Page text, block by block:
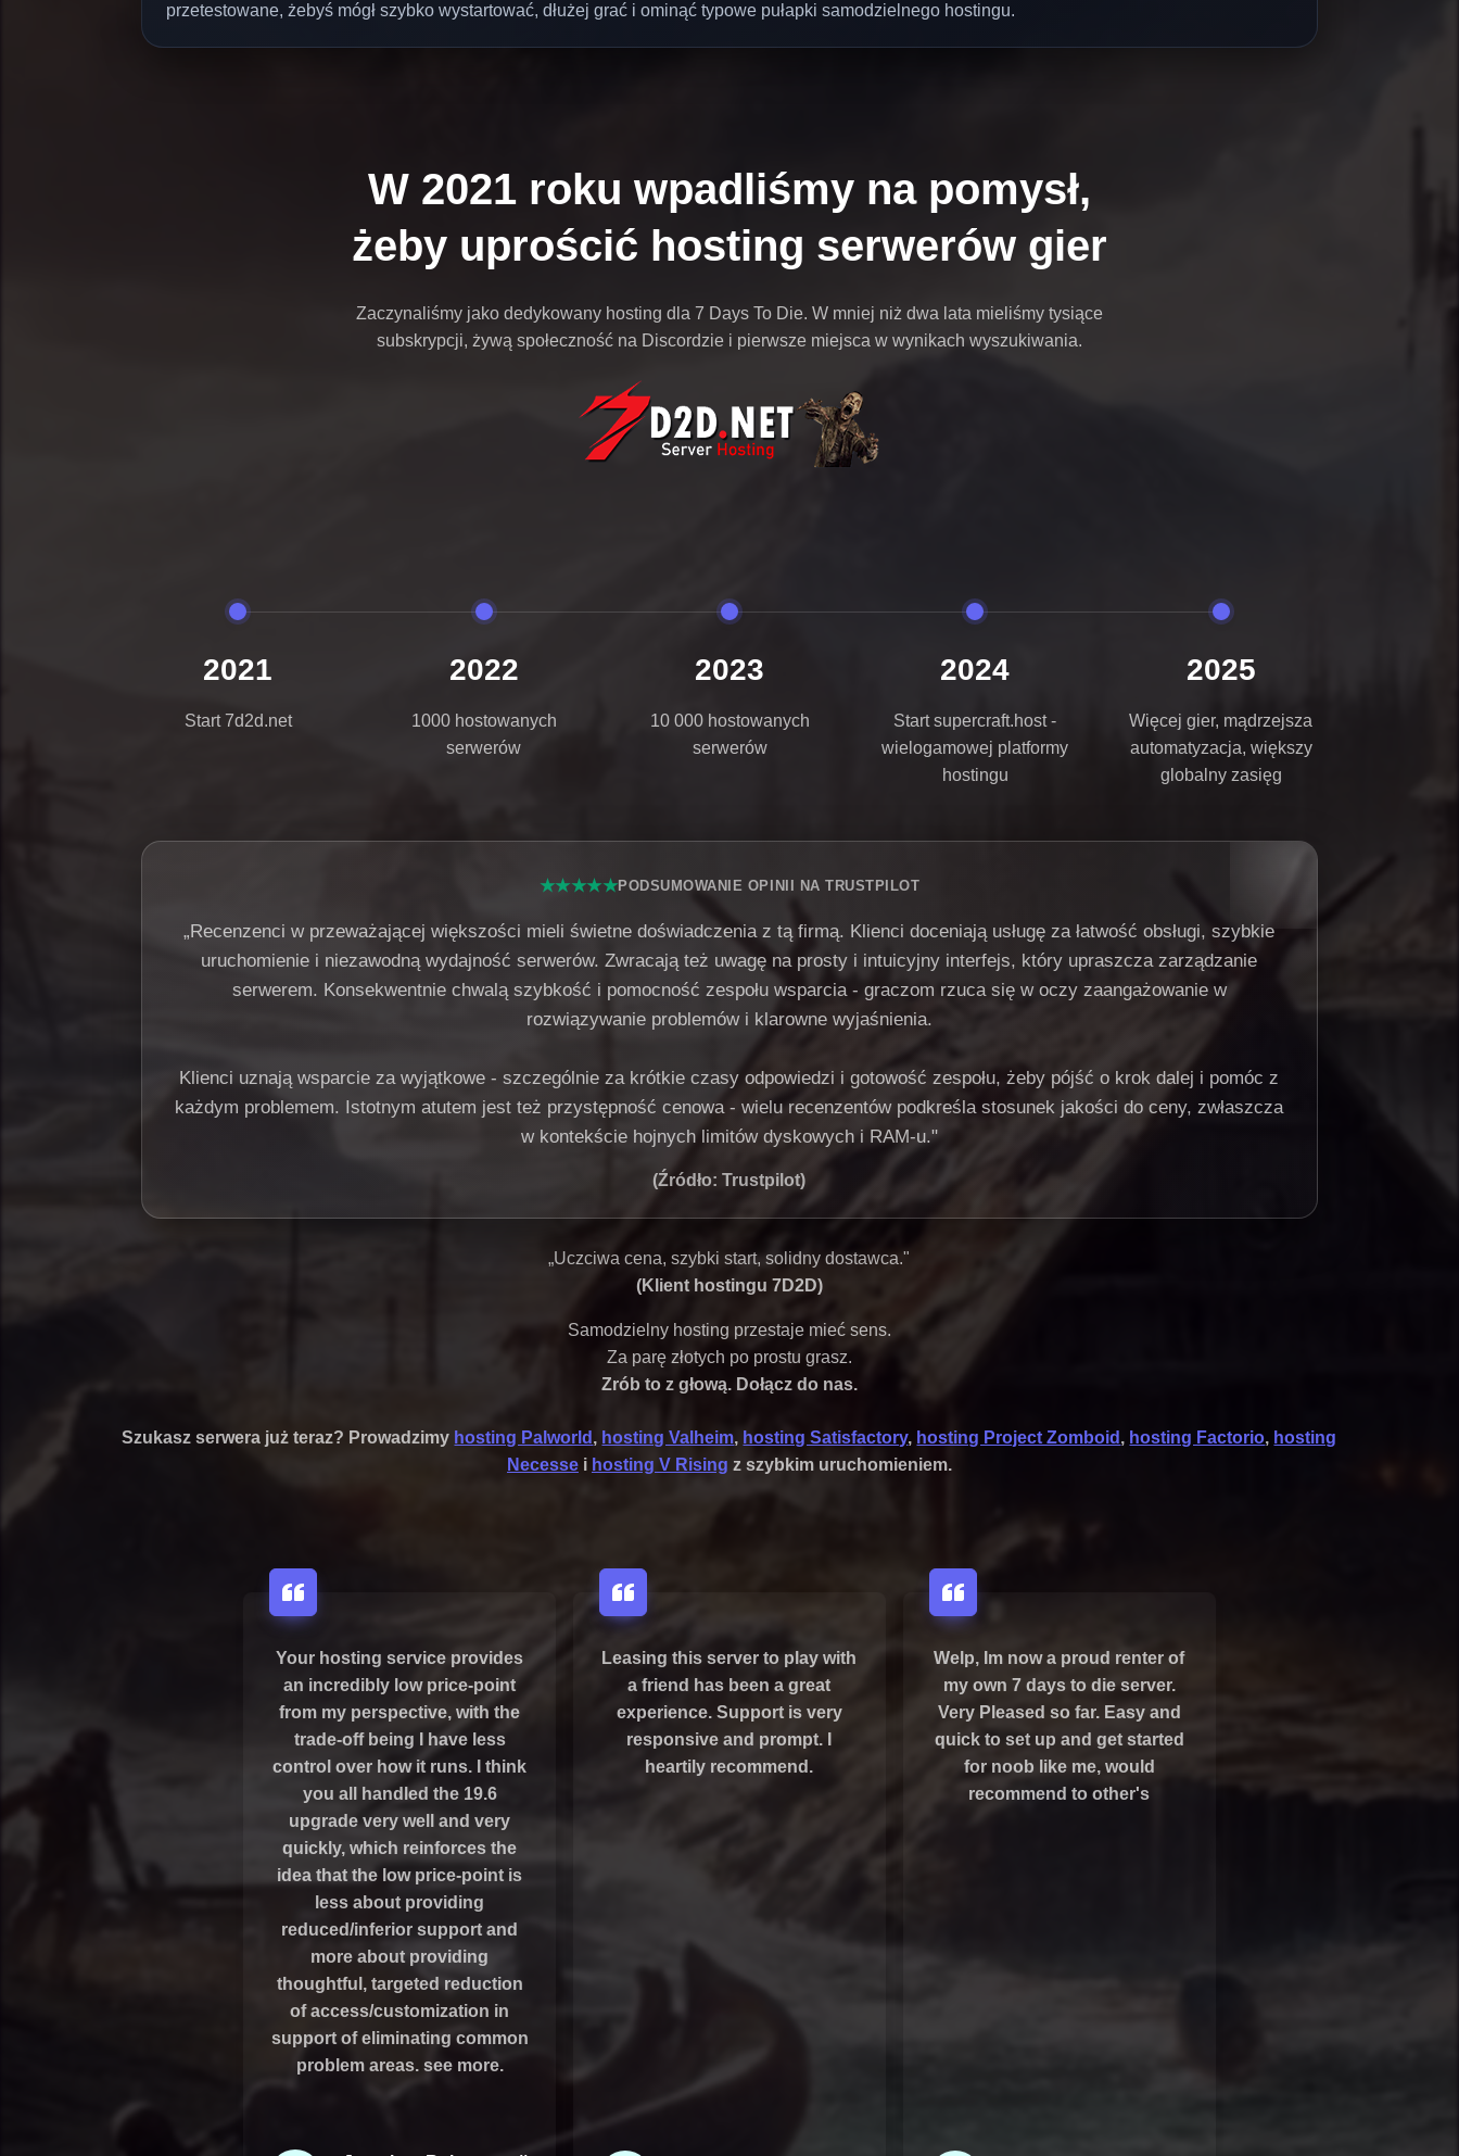
przetestowane, żebyś mógł szybko wystartować, dłużej grać i ominąć typowe pułapki samodzielnego hostingu.
W 2021 roku wpadliśmy na pomysł,
żeby uprościć hosting serwerów gier
Zaczynaliśmy jako dedykowany hosting dla 7 Days To Die. W mniej niż dwa lata mieliśmy tysiące
subskrypcji, żywą społeczność na Discordzie i pierwsze miejsca w wynikach wyszukiwania.
2021
Start 7d2d.net
2022
1000 hostowanych
serwerów
2023
10 000 hostowanych
serwerów
2024
Start supercraft.host -
wielogamowej platformy
hostingu
2025
Więcej gier, mądrzejsza
automatyzacja, większy
globalny zasięg
★★★★★PODSUMOWANIE OPINII NA TRUSTPILOT
„Recenzenci w przeważającej większości mieli świetne doświadczenia z tą firmą. Klienci doceniają usługę za łatwość obsługi, szybkie
uruchomienie i niezawodną wydajność serwerów. Zwracają też uwagę na prosty i intuicyjny interfejs, który upraszcza zarządzanie
serwerem. Konsekwentnie chwalą szybkość i pomocność zespołu wsparcia - graczom rzuca się w oczy zaangażowanie w
rozwiązywanie problemów i klarowne wyjaśnienia.
Klienci uznają wsparcie za wyjątkowe - szczególnie za krótkie czasy odpowiedzi i gotowość zespołu, żeby pójść o krok dalej i pomóc z
każdym problemem. Istotnym atutem jest też przystępność cenowa - wielu recenzentów podkreśla stosunek jakości do ceny, zwłaszcza
w kontekście hojnych limitów dyskowych i RAM-u."
(Źródło: Trustpilot)
„Uczciwa cena, szybki start, solidny dostawca."
(Klient hostingu 7D2D)
Samodzielny hosting przestaje mieć sens.
Za parę złotych po prostu grasz.
Zrób to z głową. Dołącz do nas.
Szukasz serwera już teraz? Prowadzimy hosting Palworld , hosting Valheim, hosting Satisfactory, hosting Project Zomboid , hosting Factorio, hosting
Necessei hosting V Rising z szybkim uruchomieniem.
Your hosting service provides
an incredibly low price-point
from my perspective, with the
trade-off being I have less
control over how it runs. I think
you all handled the 19.6
upgrade very well and very
quickly, which reinforces the
idea that the low price-point is
less about providing
reduced/inferior support and
more about providing
thoughtful, targeted reduction
of access/customization in
support of eliminating common
problem areas. see more.
Leasing this server to play with
a friend has been a great
experience. Support is very
responsive and prompt. I
heartily recommend.
Welp, Im now a proud renter of
my own 7 days to die server.
Very Pleased so far. Easy and
quick to set up and get started
for noob like me, would
recommend to other's